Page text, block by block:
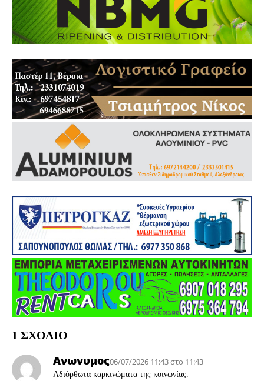
1 ΣΧΟΛΙΟ
Ανωνυμος06/07/2026 11:43 στο 11:43
Αδιόρθωτα καρκινώματα της κοινωνίας.